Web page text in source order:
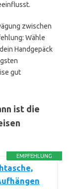
zwischen
Wähle
Handgepäck
gut
ist die
EMPFEHLUNG